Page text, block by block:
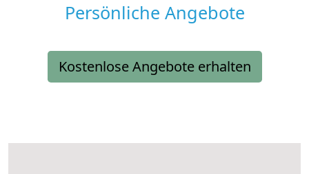
Persönliche Angebote
Kostenlose Angebote erhalten